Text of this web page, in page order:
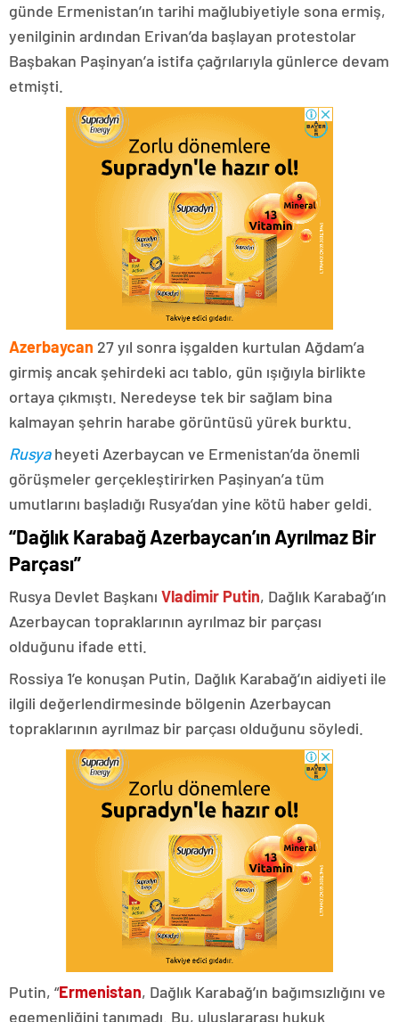
günde Ermenistan’ın tarihi mağlubiyetiyle sona ermiş,
yenilginin ardından Erivan’da başlayan protestolar
Başbakan Paşinyan’a istifa çağrılarıyla günlerce devam
etmişti.
Azerbaycan 27 yıl sonra işgalden kurtulan Ağdam’a
girmiş ancak şehirdeki acı tablo, gün ışığıyla birlikte
ortaya çıkmıştı. Neredeyse tek bir sağlam bina
kalmayan şehrin harabe görüntüsü yürek burktu.
Rusyaheyeti Azerbaycan ve Ermenistan’da önemli
görüşmeler gerçekleştirirken Paşinyan’a tüm
umutlarını başladığı Rusya’dan yine kötü haber geldi.
“Dağlık Karabağ Azerbaycan’ın Ayrılmaz Bir
Parçası”
Rusya Devlet Başkanı Vladimir Putin, Dağlık Karabağ’ın
Azerbaycan topraklarının ayrılmaz bir parçası
olduğunu ifade etti.
Rossiya 1’e konuşan Putin, Dağlık Karabağ’ın aidiyeti ile
ilgili değerlendirmesinde bölgenin Azerbaycan
topraklarının ayrılmaz bir parçası olduğunu söyledi.
Putin, “Ermenistan, Dağlık Karabağ’ın bağımsızlığını ve
egemenliğini tanımadı. Bu, uluslararası hukuk